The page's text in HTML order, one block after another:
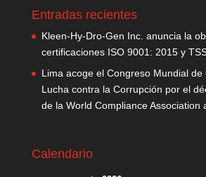
Entradas recientes
Kleen-Hy-Dro-Gen Inc. anuncia la
certificaciones ISO 9001: 2015 y
Lima acoge el Congreso Mundial de
Lucha contra la Corrupción por el
de la World Compliance Association
Calendario